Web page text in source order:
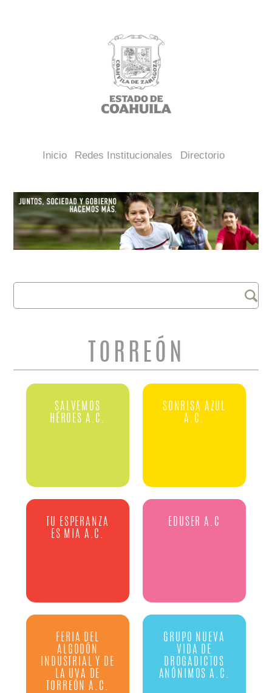
Inicio Redes Institucionales Directorio
FORMULARIO DE
BÚSQUEDA
Buscar
TORREÓN
SALVEMOS
HÉROES A.C.
SONRISA AZUL
A.C.
TU ESPERANZA
ES MIA A.C.
EDUSER A.C
FERIA DEL
ALGODÓN
INDUSTRIAL Y DE
LA UVA DE
TORREÓN A.C.
GRUPO NUEVA
VIDA DE
DROGADICTOS
ANÓNIMOS A.C.